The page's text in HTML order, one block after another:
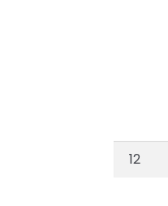
Globo